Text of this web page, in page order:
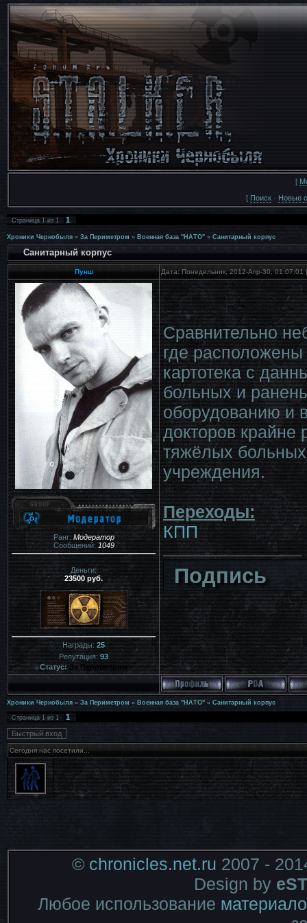
[
[ Поиск · Новые
Страница1из1 1
Хроники Чернобыля » За Периметром » Военная база "НАТО" » Санитарный корпус
Санитарный корпус
Пунш Дата: Понедельник, 2012-Апр-30,
Ранг: Модератор
Сообщений:1049
Деньги:
23500 руб.
Награды: 25
Репутация: 93
Статус: За Периметром
Сравнительно
где
картотека с
больных и
оборудованию и
докторов крайне
тяжёлых
учреждения.
Переходы:
КПП
Подпись
Хроники Чернобыля » За Периметром » Военная база "НАТО" » Санитарный корпус
Страница1из1 1
Сегодня нас посетили...
© chronicles.net.ru 2007 -
Design by
Любое использование